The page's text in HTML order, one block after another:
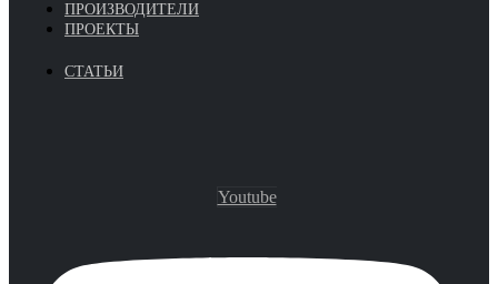
ПРОИЗВОДИТЕЛИ
ПРОЕКТЫ
СТАТЬИ
Youtube